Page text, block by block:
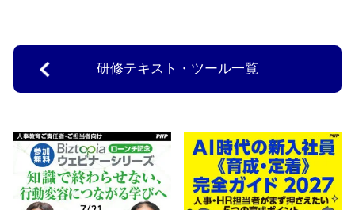
研修テキスト・ツール一覧